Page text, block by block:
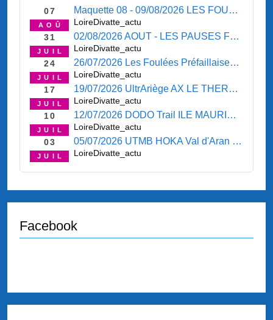
07
AOÛ
Maquette 08 - 09/08/2026 LES FOULEES MICHELOISES 09/08/2026 - P'TIT RETOUR SUR LE MARATHON SAINT ANDRE 02/08/2026 - SORTIE SAINT JULIEN 06/08/2026 - LE COIN " BOURSE " - LE COIN " SORTIES - PROPOSITIONS " - LE COIN " RENDEZ-VOUS " - LE COIN " PRES
LoireDivatte_actu
31
JUIL
02/08/2026 AOUT - LES PAUSES FRAICHEURS 02/08/2026 - Marathon de SAINT ANDRE DES EAUX ( 22630 ) 02/08/2026 - SORTIE MAUVES SUR LOIRE 30/07/2026 - LE COIN " BOURSE " - LE COIN " SORTIES - PROPOSITIONS " - LE COIN " RENDEZ-VOUS " - L
LoireDivatte_actu
24
JUIL
26/07/2026 Les Foulées Préfaillaises PREFAILLES 26/07/2026 - SORTIE LE CELLIER 23/07/2026 - LE COIN " BOURSE " - LE COIN " SORTIES - PROPOSITIONS " - LE COIN " RENDEZ-VOUS " - LE COIN " PRESSE " -
LoireDivatte_actu
17
JUIL
19/07/2026 UltrAriège AX LE THERMES 17/07/2026 - Retour sur le TROOPER 25km 1500D+ * ILE MAURICE 11/07/2026 * - SORTIE LA BOISSIERE DU DORE 16/07/2026 - COURIR A PORNIC 19/07/2026 - OISANS Trail Tour VAUJANY 19/07/2026 - L'AFTER-SEASON ... - LE C
LoireDivatte_actu
10
JUIL
12/07/2026 DODO Trail ILE MAURICE 11/07/2026 - L'AFTER-SEASON ... - LE COIN " PROMO-FESTIVAL " - LE COIN " BOURSE " - LE COIN " SORTIES - PROPOSITIONS " - LE COIN " ASSO " - LE COIN " RENDEZ-VOUS " - LE COIN " PRESSE " -
LoireDivatte_actu
03
JUIL
05/07/2026 UTMB HOKA Val d'Aran PYRENEES 03/07/2026 - Champto Trail d'Orée CHAMPTOCEAUX 05/07/2026 - Trail du Bout du Monde PLOUZANE 05/07/2026 - Luchon Aneto Trail BAGNERES DE LUCON 05/07/2026 - Entre plages et chemins creux de Pornichet PORNICHET 0
LoireDivatte_actu
Facebook